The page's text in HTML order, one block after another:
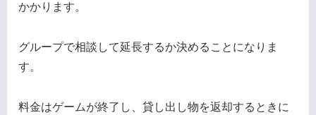
かかります。
グループで相談して延長するか決めることになりま
す。
料金はゲームが終了し、貸し出し物を返却するときに